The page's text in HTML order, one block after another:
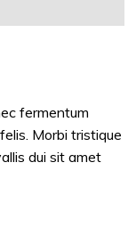
fermentum
Morbi tristique
dui sit amet